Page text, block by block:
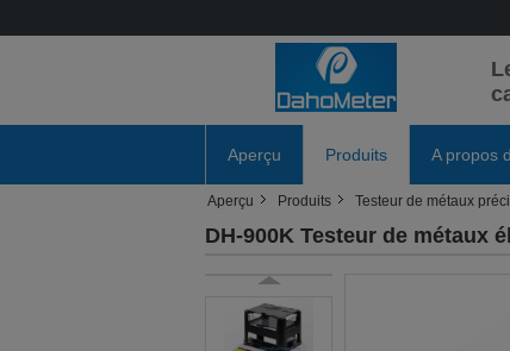
Aperçu Produits A propos
Aperçu Produits Testeur de métaux
DH-900K Testeur de métaux